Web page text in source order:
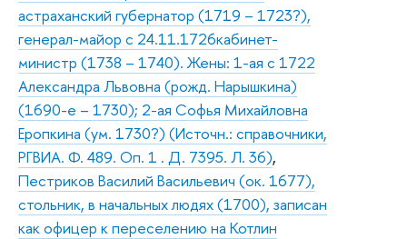
астраханский губернатор (1719 – 1723?),
генерал-майор с 24.11.1726кабинет-
министр (1738 – 1740). Жены: 1-ая с 1722
Александра Львовна (рожд. Нарышкина)
(1690-е – 1730); 2-ая Софья Михайловна
Еропкина (ум. 1730?) (Источн.: справочники,
РГВИА. Ф. 489. Оп. 1 . Д. 7395. Л. 36),
Пестриков Василий Васильевич (ок. 1677),
стольник, в начальных людях (1700), записан
как офицер к переселению на Котлин